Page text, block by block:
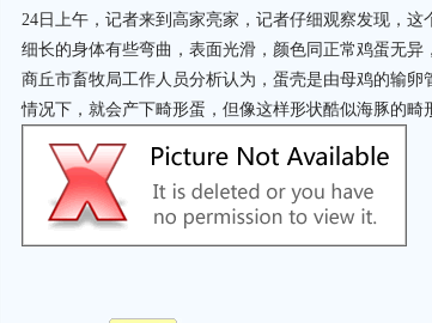
24日上午，记者来到高家亮家，记者仔细观察发现，这
细长的身体有些弯曲，表面光滑，颜色同正常鸡蛋无异
商丘市畜牧局工作人员分析认为，蛋壳是由母鸡的输
情况下，就会产下畸形蛋，但像这样形状酷似海豚的畸